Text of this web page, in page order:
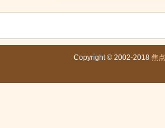
Copyright © 2002-2018 焦